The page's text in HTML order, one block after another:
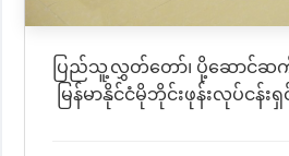
ပြည်သူ့လွှတ်တော်၊ ပို့ဆောင်ဆက်
မြန်မာနိုင်ငံမိုဘိုင်းဖုန်းလုပ်င